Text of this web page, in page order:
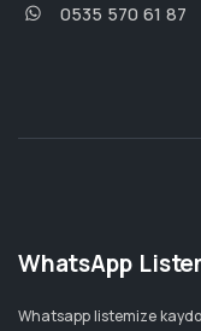
0535 570 61 87
WhatsApp
Whatsapp listemize